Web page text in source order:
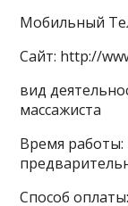
Мобильный
Сайт: http://
вид
массажиста
Время работы:
Способ